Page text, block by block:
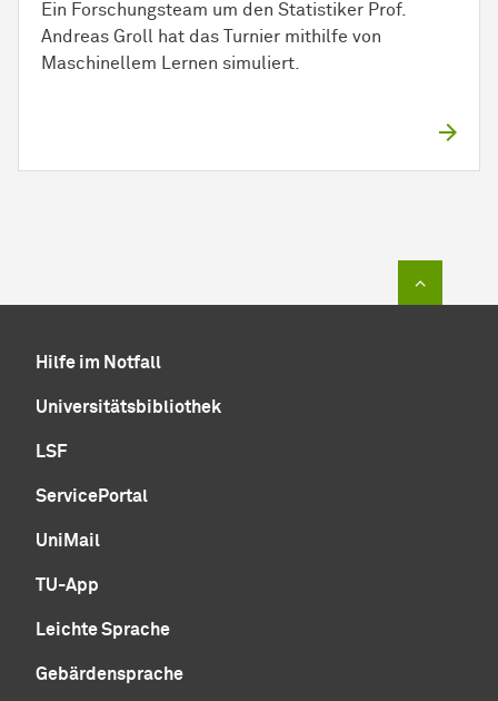
Ein Forschungsteam um den Statistiker Prof.
Andreas Groll hat das Turnier mithilfe von
Maschinellem Lernen simuliert.
Hilfe im Notfall
Universitätsbibliothek
LSF
ServicePortal
UniMail
TU-App
Leichte Sprache
Gebärdensprache